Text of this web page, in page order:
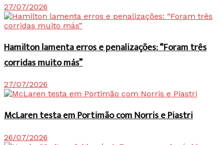
27/07/2026
Hamilton lamenta erros e penalizações: “Foram três
corridas muito más”
27/07/2026
McLaren testa em Portimão com Norris e Piastri
26/07/2026